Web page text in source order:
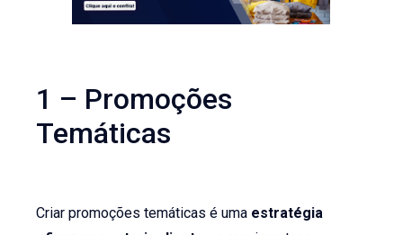
1 – Promoções
Temáticas
Criar promoções temáticas é uma estratégia